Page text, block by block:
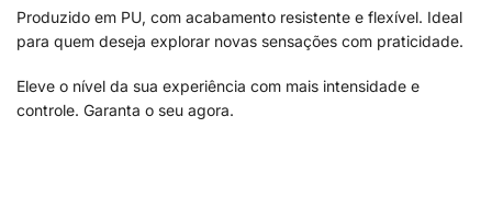
Produzido em PU, com acabamento resistente e flexível. Ideal
para quem deseja explorar novas sensações com praticidade.
Eleve o nível da sua experiência com mais intensidade e
controle. Garanta o seu agora.